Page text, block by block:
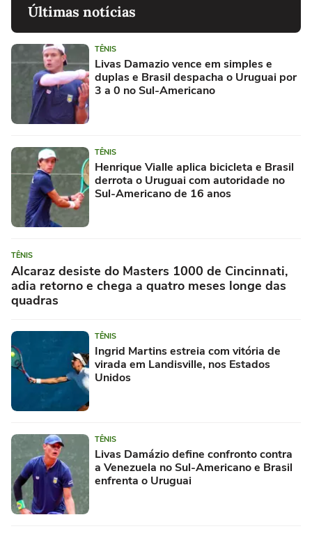
Últimas notícias
TÊNIS
Livas Damazio vence em simples e
duplas e Brasil despacha o Uruguai por
3 a 0 no Sul-Americano
TÊNIS
Henrique Vialle aplica bicicleta e Brasil
derrota o Uruguai com autoridade no
Sul-Americano de 16 anos
TÊNIS
Alcaraz desiste do Masters 1000 de Cincinnati,
adia retorno e chega a quatro meses longe das
quadras
TÊNIS
Ingrid Martins estreia com vitória de
virada em Landisville, nos Estados
Unidos
TÊNIS
Livas Damázio define confronto contra
a Venezuela no Sul-Americano e Brasil
enfrenta o Uruguai